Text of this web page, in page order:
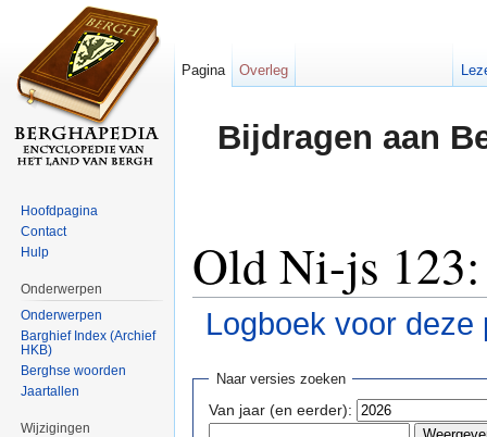
Bijdragen aan
Old Ni-js 123:
Logboek voor deze
Naar versies zoeken
Van jaar (en eerder):
Pagina Overleg
Hoofdpagina
Contact
Hulp
Onderwerpen
Onderwerpen
Barghief Index (Archief
HKB)
Berghse woorden
Jaartallen
Wijzigingen